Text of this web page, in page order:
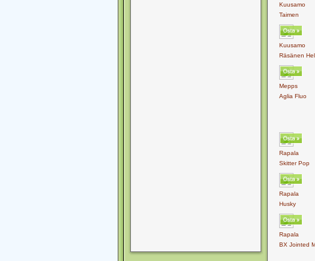
Kuusamo
Taimen
Kuusamo
Räsänen
Mepps
Aglia Fluo
Rapala
Skitter Pop
Rapala
Husky
Rapala
BX Jointed